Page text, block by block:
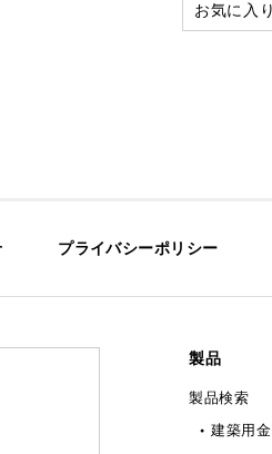
お気に入
プライバシーポリシー
製品
製品検索
建築用